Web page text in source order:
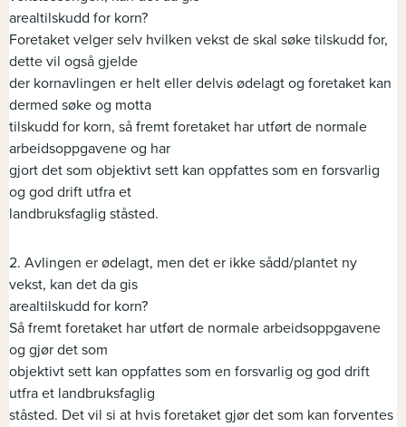
arealtilskudd for korn?
Foretaket velger selv hvilken vekst de skal søke tilskudd for,
dette vil også gjelde
der kornavlingen er helt eller delvis ødelagt og foretaket kan
dermed søke og motta
tilskudd for korn, så fremt foretaket har utført de normale
arbeidsoppgavene og har
gjort det som objektivt sett kan oppfattes som en forsvarlig
og god drift utfra et
landbruksfaglig ståsted.
2. Avlingen er ødelagt, men det er ikke sådd/plantet ny
vekst, kan det da gis
arealtilskudd for korn?
Så fremt foretaket har utført de normale arbeidsoppgavene
og gjør det som
objektivt sett kan oppfattes som en forsvarlig og god drift
utfra et landbruksfaglig
ståsted. Det vil si at hvis foretaket gjør det som kan forventes